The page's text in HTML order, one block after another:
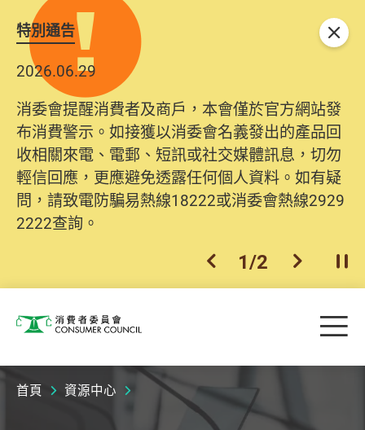
特別通告
2026.06.29
消委會提醒消費者及商戶，本會僅於官方網站發
布消費警示。如接獲以消委會名義發出的產品回
收相關來電、電郵、短訊或社交媒體訊息，切勿
輕信回應，更應避免透露任何個人資料。如有疑
問，請致電防騙易熱線18222或消委會熱線2929
2222查詢。
2025.10.31
為提升使用者體驗及網絡安全，本會的投訴處理
系統已經進行升級及推出新功能。由2025年11月
10日起，消費者需要提供基本聯絡資料（包括姓
名、電郵及電話）註冊帳戶，才可提交投訴、查
詢及建議。所有提交紀錄將清晰整合於帳戶中，
方便日後作出跟進。
上一個
2/2 下一個開
關閉
消費者委員會 目
首頁 資源中心